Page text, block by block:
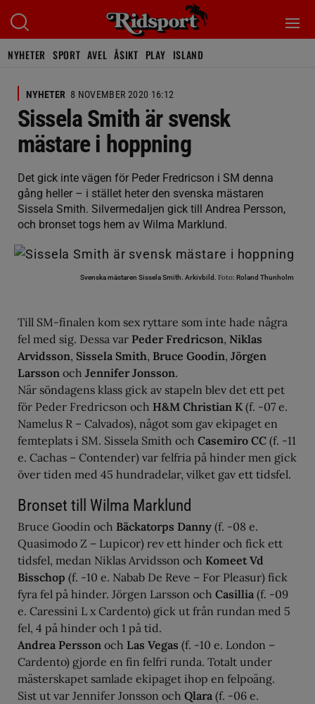
NYHETER SPORT AVEL ÅSIKT PLAY ISLAND
NYHETER 8 NOVEMBER 2020 16:12
Sissela Smith är svensk
mästare i hoppning
Det gick inte vägen för Peder Fredricson i SM denna
gång heller – i stället heter den svenska mästaren
Sissela Smith. Silvermedaljen gick till Andrea Persson,
och bronset togs hem av Wilma Marklund.
Svenska mästaren Sissela Smith. Arkivbild. Foto: Roland Thunholm
Till SM-finalen kom sex ryttare som inte hade några
fel med sig. Dessa var Peder Fredricson, Niklas
Arvidsson, Sissela Smith, Bruce Goodin, Jörgen
Larsson och Jennifer Jonsson.
När söndagens klass gick av stapeln blev det ett pet
för Peder Fredricson och H&M Christian K (f. -07 e.
Namelus R – Calvados), något som gav ekipaget en
femteplats i SM. Sissela Smith och Casemiro CC (f. -11
e. Cachas – Contender) var felfria på hinder men gick
över tiden med 45 hundradelar, vilket gav ett tidsfel.
Bronset till Wilma Marklund
Bruce Goodin och Bäckatorps Danny (f. -08 e.
Quasimodo Z – Lupicor) rev ett hinder och fick ett
tidsfel, medan Niklas Arvidsson och Komeet Vd
Bisschop (f. -10 e. Nabab De Reve – For Pleasur) fick
fyra fel på hinder. Jörgen Larsson och Casillia (f. -09
e. Caressini L x Cardento) gick ut från rundan med 5
fel, 4 på hinder och 1 på tid.
Andrea Persson och Las Vegas (f. -10 e. London –
Cardento) gjorde en fin felfri runda. Totalt under
mästerskapet samlade ekipaget ihop en felpoäng.
Sist ut var Jennifer Jonsson och Qlara (f. -06 e.